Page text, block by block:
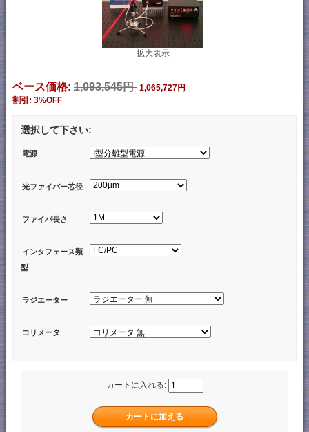
拡大表示
ベース価格: 1,093,545円 1,065,727円
割引: 3%OFF
選択して下さい:
電源
光ファイバー芯径
ファイバ長さ
インタフェース類
型
ラジエーター
コリメータ
カートに入れる: